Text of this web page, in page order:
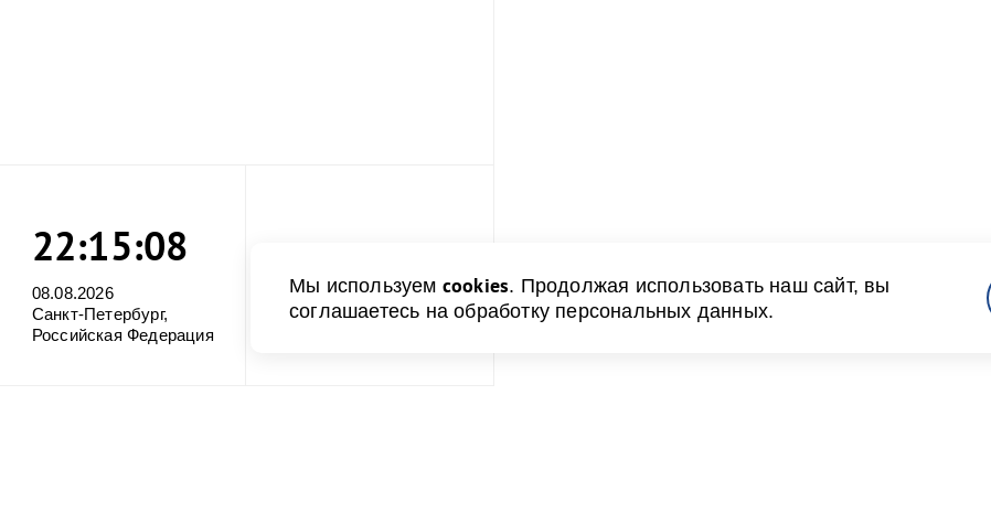
22:15:09
08.08.2026
Санкт-Петербург,
Российская Федерация
Мы используем cookies. Продолжая использовать наш сайт, вы
соглашаетесь на обработку персональных данных.